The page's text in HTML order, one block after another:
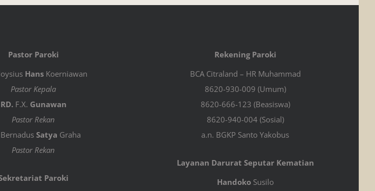
Pastor Paroki
Hans Koerniawan
Pastor Kepala
RD.F.X. Gunawan
Pastor Rekan
BernadusSatya Graha
Pastor Rekan
Paroki
Rekening Paroki
BCA Citraland – HR Muhammad
8620-930-009 (Umum)
8620-666-123 (Beasiswa)
8620-940-004 (Sosial)
a.n. BGKP Santo Yakobus
Layanan Darurat Seputar Kematian
HandokoSusilo